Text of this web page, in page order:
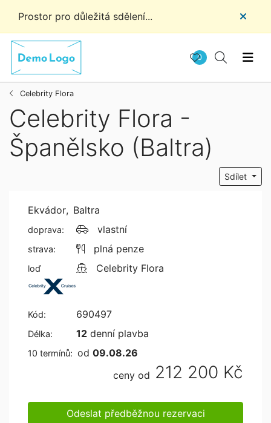
Prostor pro důležitá sdělení...
0
Celebrity Flora
Celebrity Flora -
Španělsko (Baltra)
Sdílet
Ekvádor, Baltra
doprava: vlastní
strava: plná penze
loď Celebrity Flora
Kód: 690497
Délka: 12 denní plavba
10 termínů: od 09.08.26
ceny od 212 200 Kč
Odeslat předběžnou rezervaci